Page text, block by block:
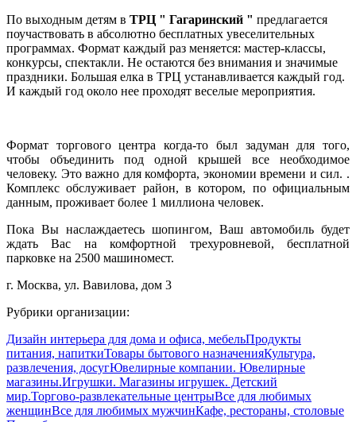
По выходным детям в ТРЦ " Гагаринский " предлагается
поучаствовать в абсолютно бесплатных увеселительных
программах. Формат каждый раз меняется: мастер-классы,
конкурсы, спектакли. Не остаются без внимания и значимые
праздники. Большая елка в ТРЦ устанавливается каждый год.
И каждый год около нее проходят веселые мероприятия.
Формат торгового центра когда-то был задуман для того,
чтобы объединить под одной крышей все необходимое
человеку. Это важно для комфорта, экономии времени и сил. .
Комплекс обслуживает район, в котором, по официальным
данным, проживает более 1 миллиона человек.
Пока Вы наслаждаетесь шопингом, Ваш автомобиль будет
ждать Вас на комфортной трехуровневой, бесплатной
парковке на 2500 машиномест.
г. Москва, ул. Вавилова, дом 3
Рубрики организации:
Дизайн интерьера для дома и офиса, мебельПродукты
питания, напиткиТовары бытового назначенияКультура,
развлечения, досугЮвелирные компании. Ювелирные
магазины.Игрушки. Магазины игрушек. Детский
мир.Торгово-развлекательные центрыВсе для любимых
женщинВсе для любимых мужчинКафе, рестораны, столовые